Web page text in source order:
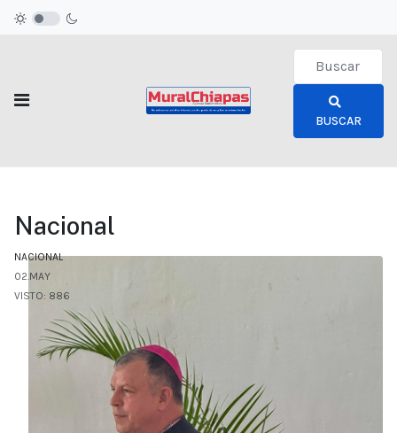
Type 2 or
BUSCAR
Nacional
NACIONAL
02.MAY
VISTO: 886